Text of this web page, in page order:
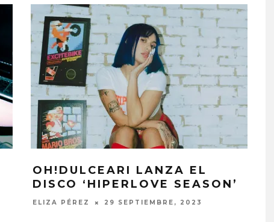
OH!DULCEARI LANZA EL
DISCO ‘HIPERLOVE SEASON’
ELIZA PÉREZ 29 SEPTIEMBRE, 2023